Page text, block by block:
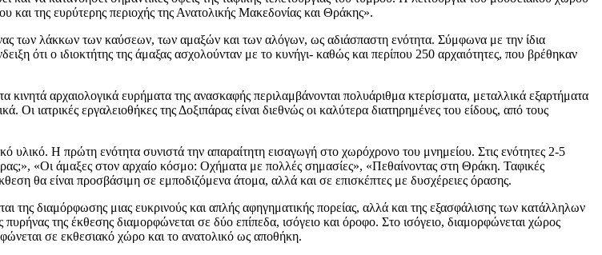
και της ευρύτερης περιοχής της Ανατολικής Μακεδονίας και Θράκης».
των λάκκων των καύσεων, των αμαξών και των αλόγων, ως αδιάσπαστη ενότητα. Σύμφωνα με την ίδια
ότι ο ιδιοκτήτης της άμαξας ασχολούνταν με το κυνήγι- καθώς και περίπου 250 αρχαιότητες, που βρέθηκαν
αρχαιολογικά ευρήματα της ανασκαφής περιλαμβάνονται πολυάριθμα κτερίσματα, μεταλλικά εξαρτήματα
ιατρικές εργαλειοθήκες της Δοξιπάρας είναι διεθνώς οι καλύτερα διατηρημένες του είδους, από τους
υλικό. Η πρώτη ενότητα συνιστά την απαραίτητη εισαγωγή στο χωρόχρονο του μνημείου. Στις ενότητες 2-5
«Οι άμαξες στον αρχαίο κόσμο: Οχήματα με πολλές σημασίες», «Πεθαίνοντας στη Θράκη. Ταφικές
θα είναι προσβάσιμη σε εμποδιζόμενα άτομα, αλλά και σε επισκέπτες με δυσχέρειες όρασης.
διαμόρφωσης μιας ευκρινούς και απλής αφηγηματικής πορείας, αλλά και της εξασφάλισης των κατάλληλων
της έκθεσης διαμορφώνεται σε δύο επίπεδα, ισόγειο και όροφο. Στο ισόγειο, διαμορφώνεται χώρος
σε εκθεσιακό χώρο και το ανατολικό ως αποθήκη.